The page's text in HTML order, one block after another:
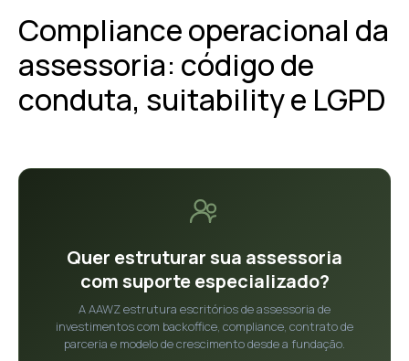
Compliance operacional da
assessoria: código de
conduta, suitability e LGPD
Quer estruturar sua assessoria
com suporte especializado?
A AAWZ estrutura escritórios de assessoria de
investimentos com backoffice, compliance, contrato de
parceria e modelo de crescimento desde a fundação.